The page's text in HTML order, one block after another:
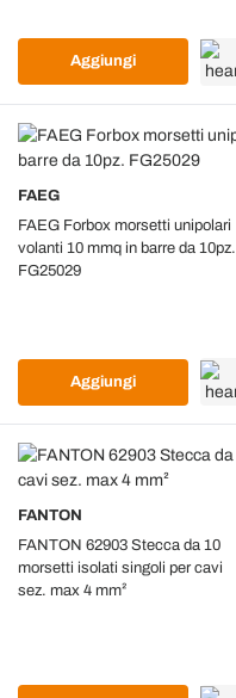
Aggiungi
FAEG
FAEG Forbox morsetti unipolari
volanti 10 mmq in barre da 10pz.
FG25029
Aggiungi
FANTON
FANTON 62903 Stecca da 10
morsetti isolati singoli per cavi
sez. max 4 mm²